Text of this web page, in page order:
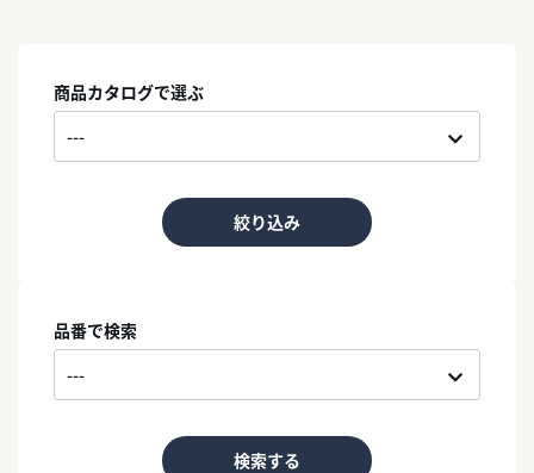
商品カタログで選ぶ
絞り込み
品番で検索